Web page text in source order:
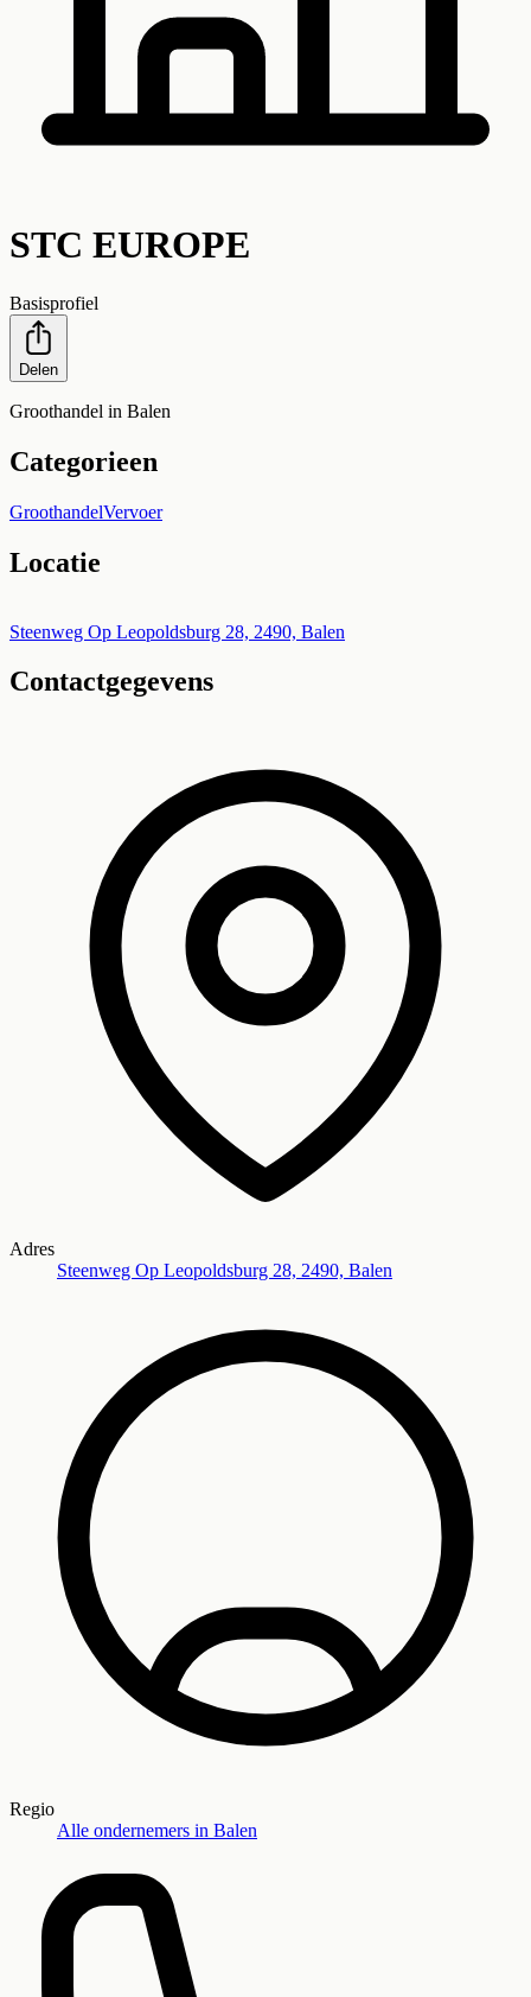
STC EUROPE
Basisprofiel
Delen
Groothandel in Balen
Categorieen
GroothandelVervoer
Locatie
+
−
Steenweg Op Leopoldsburg 28, 2490, Balen
Contactgegevens
Adres
Steenweg Op Leopoldsburg 28, 2490, Balen
Regio
Alle ondernemers in Balen